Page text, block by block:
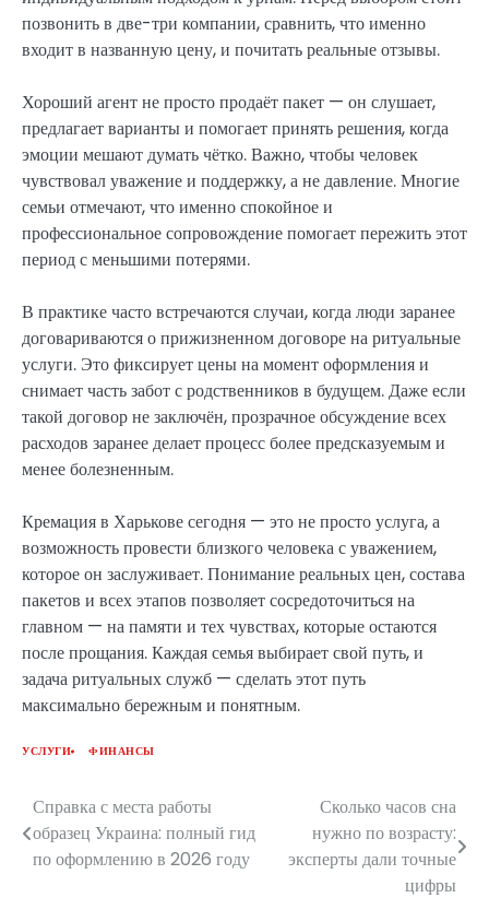
позвонить в две-три компании, сравнить, что именно
входит в названную цену, и почитать реальные отзывы.
Хороший агент не просто продаёт пакет — он слушает,
предлагает варианты и помогает принять решения, когда
эмоции мешают думать чётко. Важно, чтобы человек
чувствовал уважение и поддержку, а не давление. Многие
семьи отмечают, что именно спокойное и
профессиональное сопровождение помогает пережить этот
период с меньшими потерями.
В практике часто встречаются случаи, когда люди заранее
договариваются о прижизненном договоре на ритуальные
услуги. Это фиксирует цены на момент оформления и
снимает часть забот с родственников в будущем. Даже если
такой договор не заключён, прозрачное обсуждение всех
расходов заранее делает процесс более предсказуемым и
менее болезненным.
Кремация в Харькове сегодня — это не просто услуга, а
возможность провести близкого человека с уважением,
которое он заслуживает. Понимание реальных цен, состава
пакетов и всех этапов позволяет сосредоточиться на
главном — на памяти и тех чувствах, которые остаются
после прощания. Каждая семья выбирает свой путь, и
задача ритуальных служб — сделать этот путь
максимально бережным и понятным.
УСЛУГИ ФИНАНСЫ
Навигация
по
Справка с места работы
образец Украина: полный гид
по оформлению в 2026 году
Сколько часов сна
нужно по возрасту:
эксперты дали точные
цифры